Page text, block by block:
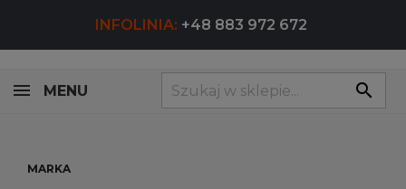
INFOLINIA: +48 883 972 672
search
MENU
MARKA